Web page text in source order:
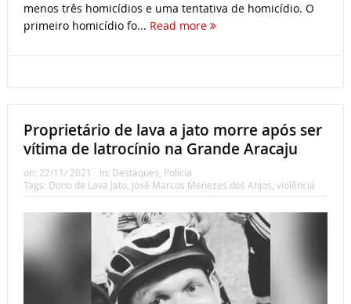
menos três homicídios e uma tentativa de homicídio. O
primeiro homicídio fo... Read more
Proprietário de lava a jato morre após ser
vítima de latrocínio na Grande Aracaju
on: 22/11/ 2021 In: Destaques, Polícia
Tags: Dono de Lava Jato, José Marcos Menezes dos Anjos, violência